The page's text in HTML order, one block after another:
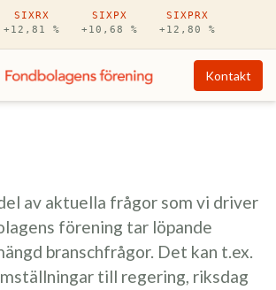
SIXRX
+12,81 %
SIXPX
+10,68 %
SIXPRX
+12,80 %
Kontakt
av aktuella frågor som vi driver
förening tar löpande
branschfrågor. Det kan t.ex.
till regering, riksdag